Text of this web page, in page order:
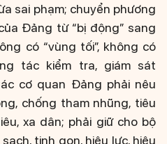
sai phạm; chuyển phương
Đảng từ “bị động” sang
có “vùng tối”, không có
tác kiểm tra, giám sát
cơ quan Đảng phải nêu
chống tham nhũng, tiêu
xa dân; phải giữ cho bộ
tinh gọn, hiệu lực, hiệu